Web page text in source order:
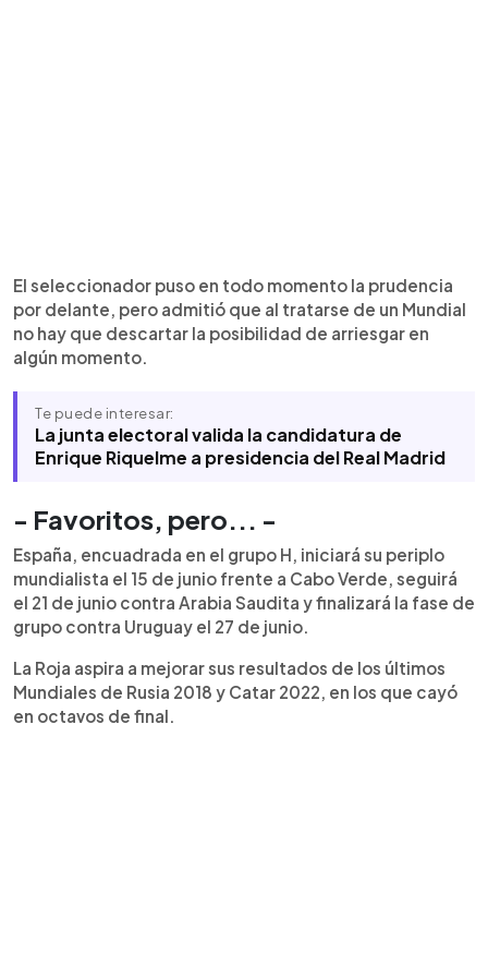
El seleccionador puso en todo momento la prudencia
por delante, pero admitió que al tratarse de un Mundial
no hay que descartar la posibilidad de arriesgar en
algún momento.
Te puede interesar:
La junta electoral valida la candidatura de
Enrique Riquelme a presidencia del Real Madrid
- Favoritos, pero... -
España, encuadrada en el grupo H, iniciará su periplo
mundialista el 15 de junio frente a Cabo Verde, seguirá
el 21 de junio contra Arabia Saudita y finalizará la fase de
grupo contra Uruguay el 27 de junio.
La Roja aspira a mejorar sus resultados de los últimos
Mundiales de Rusia 2018 y Catar 2022, en los que cayó
en octavos de final.